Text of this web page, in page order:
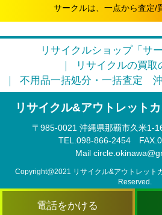
おはようございます。リサイクル
2026.04.12
お久しぶりです。リサイクルカン
そろそろ3月半ば。本格的に引っ
クルです。
2026.02.15
ぽかぽかの小春日和ですね。
サークルは、一点から査定/
電話をかける
リサイクルショップ「サ
リサイクルの買取
不用品一括処分・一括査定
リサイクル&アウトレット
〒985‐0021 沖縄県那覇市久米1-
TEL.098-866-2454
Mail
Copyright@2021 リサイクル&アウトレット
Reserved.